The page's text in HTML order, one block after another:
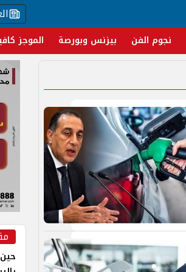
نجوم الفن بيزنس وبورصة الموجز